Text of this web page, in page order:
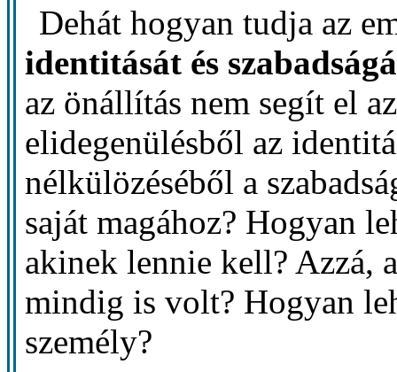
Dehát hogyan tudja az
identitását és
az önállítás nem segít el
elidegenülésből az
nélkülözéséből a
saját magához? Hogyan
akinek lennie kell? Azzá,
mindig is volt? Hogyan
személy?